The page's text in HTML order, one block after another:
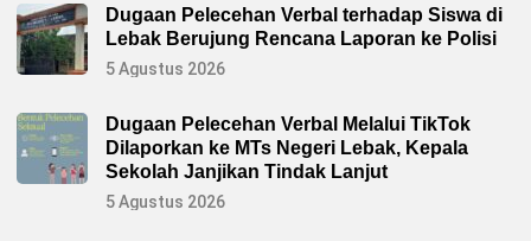
Dugaan Pelecehan Verbal terhadap Siswa di
Lebak Berujung Rencana Laporan ke Polisi
5 Agustus 2026
Dugaan Pelecehan Verbal Melalui TikTok
Dilaporkan ke MTs Negeri Lebak, Kepala
Sekolah Janjikan Tindak Lanjut
5 Agustus 2026